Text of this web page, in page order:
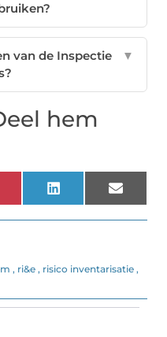
van de Inspectie
▼
hem
LinkedIn Email
, ri&e , risico inventarisatie ,